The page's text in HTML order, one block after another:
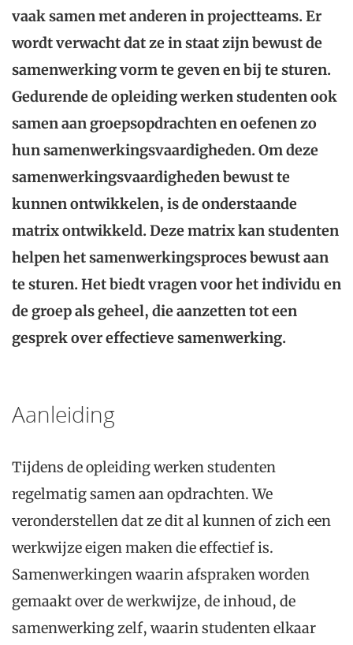
vaak samen met anderen in projectteams. Er
wordt verwacht dat ze in staat zijn bewust de
samenwerking vorm te geven en bij te sturen.
Gedurende de opleiding werken studenten ook
samen aan groepsopdrachten en oefenen zo
hun samenwerkingsvaardigheden. Om deze
samenwerkingsvaardigheden bewust te
kunnen ontwikkelen, is de onderstaande
matrix ontwikkeld. Deze matrix kan studenten
helpen het samenwerkingsproces bewust aan
te sturen. Het biedt vragen voor het individu en
de groep als geheel, die aanzetten tot een
gesprek over effectieve samenwerking.
Aanleiding
Tijdens de opleiding werken studenten
regelmatig samen aan opdrachten. We
veronderstellen dat ze dit al kunnen of zich een
werkwijze eigen maken die effectief is.
Samenwerkingen waarin afspraken worden
gemaakt over de werkwijze, de inhoud, de
samenwerking zelf, waarin studenten elkaar